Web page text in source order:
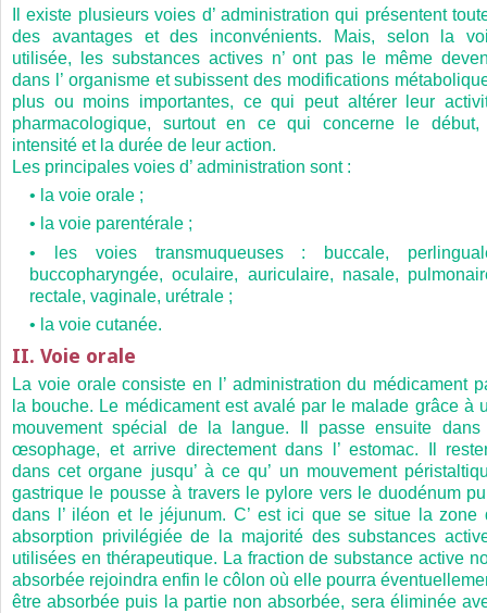
Il existe plusieurs voies d’ administration qui présentent
des avantages et des inconvénients. Mais, selon la
utilisée, les substances actives n’ ont pas le même
dans l’ organisme et subissent des modifications
plus ou moins importantes, ce qui peut altérer leur
pharmacologique, surtout en ce qui concerne le début,
intensité et la durée de leur action.
Les principales voies d’ administration sont :
• la voie orale ;
• la voie parentérale ;
• les voies transmuqueuses : buccale,
buccopharyngée, oculaire, auriculaire, nasale,
rectale, vaginale, urétrale ;
• la voie cutanée.
II. Voie orale
La voie orale consiste en l’ administration du médicament
la bouche. Le médicament est avalé par le malade grâce à
mouvement spécial de la langue. Il passe ensuite dans
œsophage, et arrive directement dans l’ estomac. Il
dans cet organe jusqu’ à ce qu’ un mouvement
gastrique le pousse à travers le pylore vers le duodénum
dans l’ iléon et le jéjunum. C’ est ici que se situe la zone
absorption privilégiée de la majorité des substances
utilisées en thérapeutique. La fraction de substance active
absorbée rejoindra enfin le côlon où elle pourra
être absorbée puis la partie non absorbée, sera éliminée